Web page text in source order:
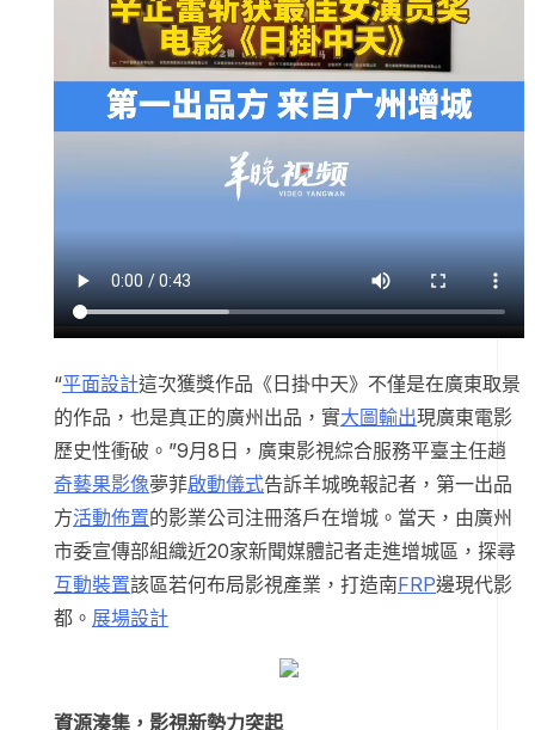
“平面設計這次獲獎作品《日掛中天》不僅是在廣東取景
的作品，也是真正的廣州出品，實大圖輸出現廣東電影
歷史性衝破。”9月8日，廣東影視綜合服務平臺主任趙
奇藝果影像夢菲啟動儀式告訴羊城晚報記者，第一出品
方活動佈置的影業公司注冊落戶在增城。當天，由廣州
市委宣傳部組織近20家新聞媒體記者走進增城區，探尋
互動裝置該區若何布局影視產業，打造南FRP邊現代影
都。 展場設計
資源湊集，影視新勢力突起